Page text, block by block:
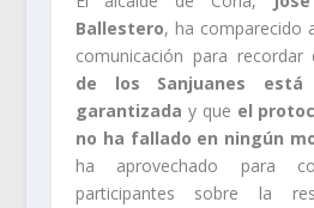
Ballestero, ha comparecido
comunicación para recordar
de los Sanjuanes está
garantizada y que el
no ha fallado en ningún
ha aprovechado para
participantes sobre la